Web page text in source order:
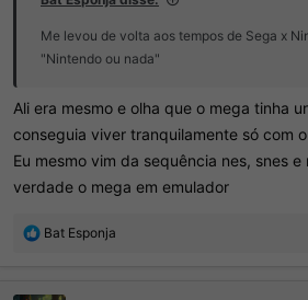
Me levou de volta aos tempos de Sega x
"Nintendo ou nada"
Ali era mesmo e olha que o mega tinha
conseguia viver tranquilamente só com
Eu mesmo vim da sequência nes, snes
verdade o mega em emulador
R
ç
Bat Esponja